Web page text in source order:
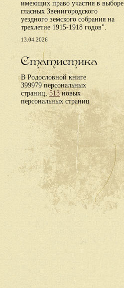
имеющих право участия в выборе
гласных Звенигородского
уездного земского собрания на
трехлетие 1915-1918 годов".
13.04.2026
Статистика
В Родословной книге
399979 персональных
страниц,513новых
персональных страниц